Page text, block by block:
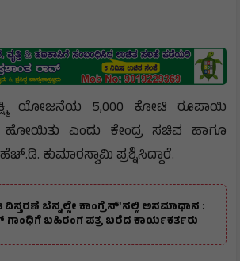
ಯೋಜನೆಯ 5,000 ಕೋಟಿ ರೂಪಾಯಿ
ಹೋಯಿತು ಎಂದು ಕೇಂದ್ರ ಸಚಿವ ಹಾಗೂ
ಕುಮಾರಸ್ವಾಮಿ ಪ್ರಶ್ನಿಸಿದ್ದಾರೆ.
ವಿಸ್ತರಣೆ ಬೆನ್ನಲ್ಲೇ ಕಾಂಗ್ರೆಸ್ʼನಲ್ಲಿ ಅಸಮಾಧಾನ :
ಗಾಂಧಿಗೆ ಬಹಿರಂಗ ಪತ್ರ ಬರೆದ ಕಾರ್ಯಕರ್ತರು